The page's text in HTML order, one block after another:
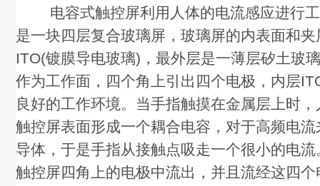
电容式触控屏利用人体的电流感应进行工
是一块四层复合玻璃屏，玻璃屏的内表面和
ITO(镀膜导电玻璃)，最外层是一薄层矽土玻
作为工作面，四个角上引出四个电极，内层
良好的工作环境。当手指触摸在金属层上时
触控屏表面形成一个耦合电容，对于高频电
导体，于是手指从接触点吸走一个很小的电
触控屏四角上的电极中流出，并且流经这四